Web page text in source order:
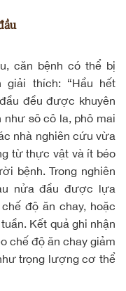
căn bệnh có thể bị
thích: “Hầu hết
đều được khuyên
sô cô la, phô mai
nhà nghiên cứu vừa
từ thực vật và ít béo
bệnh. Trong nghiên
nửa đầu được lựa
độ ăn chay, hoặc
Kết quả ghi nhận
chế độ ăn chay giảm
trọng lượng cơ thể